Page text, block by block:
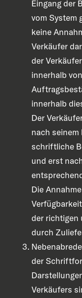
Eingang der
vom System
keine
Verkäufer
der
innerhalb
innerhalb
Der
nach seinem
schriftliche
und erst
Die
der richtigen
durch
der
Verkäufers